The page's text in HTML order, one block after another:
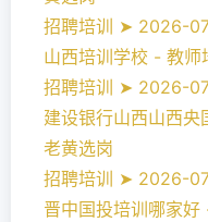
招聘培训 ➤ 2026-
山西培训学校 - 教
招聘培训 ➤ 2026-
建设银行山西山西
老黄选岗
招聘培训 ➤ 2026-
晋中国投培训哪家